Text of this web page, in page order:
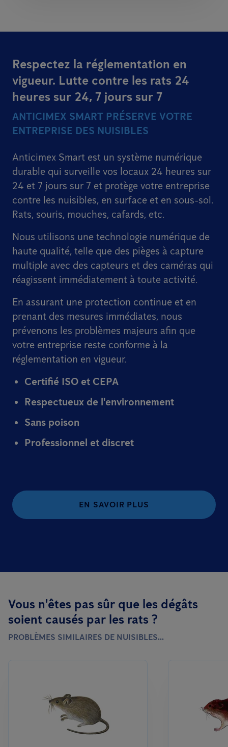
Respectez la réglementation en
vigueur. Lutte contre les rats 24
heures sur 24, 7 jours sur 7
ANTICIMEX SMART PRÉSERVE VOTRE
ENTREPRISE DES NUISIBLES
Anticimex Smart est un système numérique
durable qui surveille vos locaux 24 heures sur
24 et 7 jours sur 7 et protège votre entreprise
contre les nuisibles, en surface et en sous-sol.
Rats, souris, mouches, cafards, etc.
Nous utilisons une technologie numérique de
haute qualité, telle que des pièges à capture
multiple avec des capteurs et des caméras qui
réagissent immédiatement à toute activité.
En assurant une protection continue et en
prenant des mesures immédiates, nous
prévenons les problèmes majeurs afin que
votre entreprise reste conforme à la
réglementation en vigueur.
Certifié ISO et CEPA
Respectueux de l'environnement
Sans poison
Professionnel et discret
EN SAVOIR PLUS
Vous n'êtes pas sûr que les dégâts
soient causés par les rats ?
PROBLÈMES SIMILAIRES DE NUISIBLES...